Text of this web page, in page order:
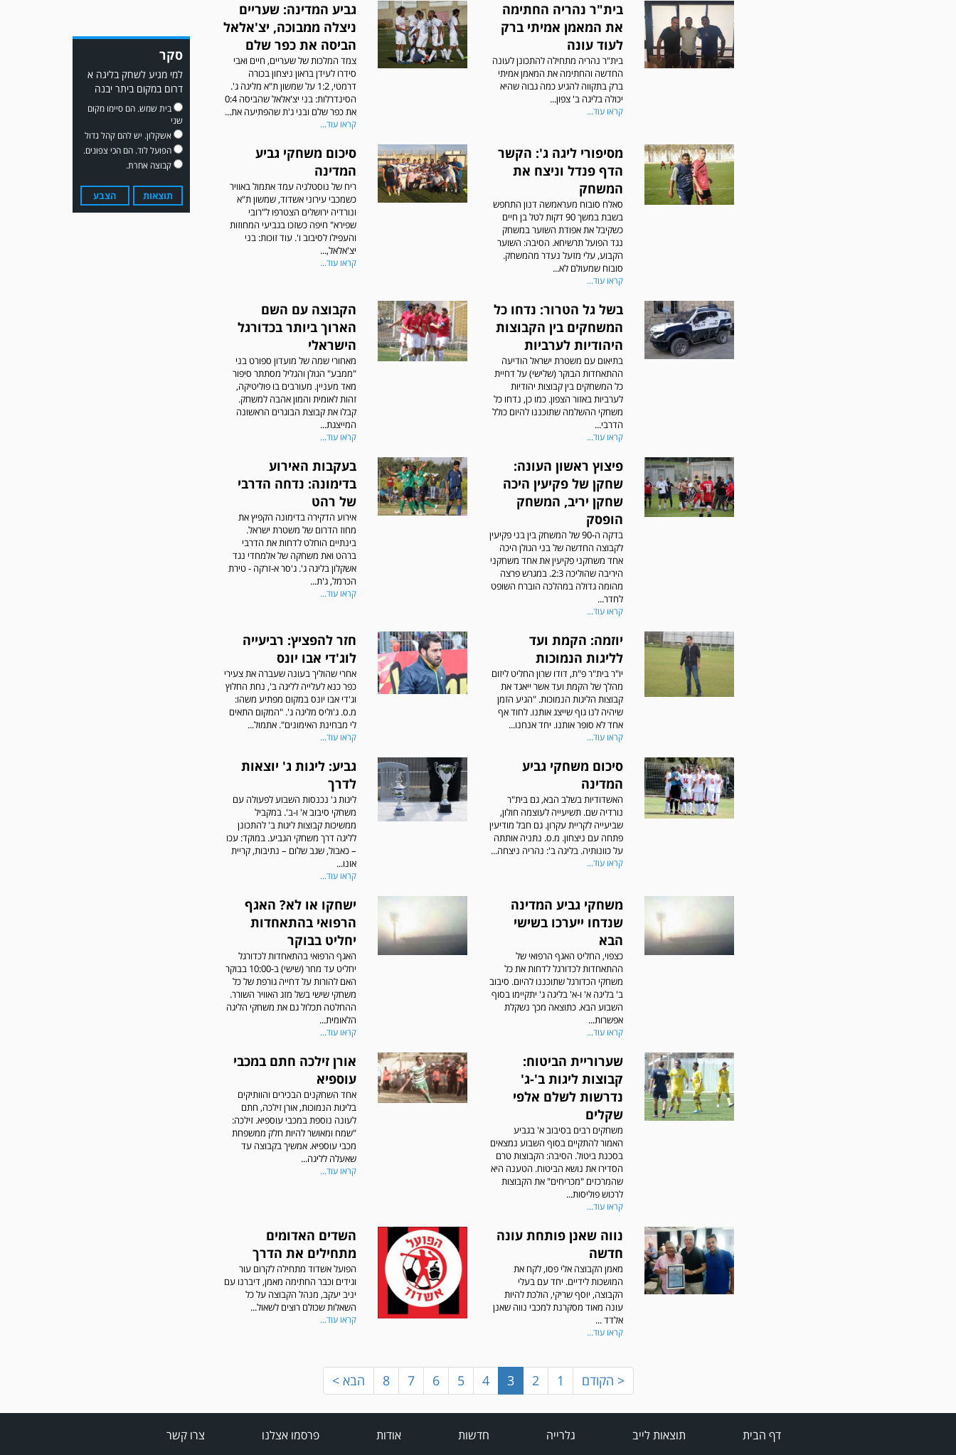
בית"ר נהריה החתימה
את המאמן אמיתי ברק
לעוד עונה
בית"ר נהריה מתחילה להתכונן לעונה
החדשה והחתימה את המאמן אמיתי
ברק בתקווה להגיע כמה גבוה שהיא
יכולה בליגה ב' צפון...
קראו עוד...
גביע המדינה: שעריים
ניצלה ממבוכה, יצ'אלאל
הביסה את כפר שלם
צמד המלכות של שעריים, חיים ואבי
סידרו לעידן בראון ניצחון בכורה
דרמטי, 1:2 על שמשון ת"א מליגה ג'.
הסינדרלות: בני יצ'אלאל שהביסה 0:4
את כפר שלם ובני ג'ת שהפתיעה את...
קראו עוד...
מסיפורי ליגה ג': הקשר
הדף פנדל וניצח את
המשחק
סאלח סובוח מעראמשה דנון התחפש
בשבת במשך 90 דקות לטל בן חיים
כשקיבל את אפודת השוער במשחק
נגד הפועל תרשיחא. הסיבה: השוער
הקבוע, עלי מזעל נעדר מהמשחק.
סובוח שמעולם לא...
קראו עוד...
סיכום משחקי גביע
המדינה
ריח של נוסטלגיה עמד אתמול באוויר
כשמכבי עירוני אשדוד, שמשון ת"א
ונורדיה ירושלים הצטרפו ל"רובי
שפירא" חיפה כשזכו בגביעי המחוזות
והעפילו לסיבוב ו'. עוד זוכות: בני
יצ'אלאל,...
קראו עוד...
בשל גל הטרור: נדחו כל
המשחקים בין הקבוצות
היהודיות לערביות
בתיאום עם משטרת ישראל הודיעה
ההתאחדות הבוקר (שלישי) על דחיית
כל המשחקים בין קבוצות יהודיות
לערביות באזור הצפון. כמו כן, נדחו כל
משחקי ההשלמה שתוכננו להיום כולל
הדרבי...
קראו עוד...
הקבוצה עם השם
הארוך ביותר בכדורגל
הישראלי
מאחורי שמה של מועדון ספורט בני
"ממבע" הגולן והגליל מסתתר סיפור
מאד מעניין. מעורבים בו פוליטיקה,
זהות לאומית והמון אהבה למשחק.
קבלו את קבוצת הבוגרים הראשונה
המייצגת...
קראו עוד...
פיצוץ ראשון העונה:
שחקן של פקיעין היכה
שחקן יריב, המשחק
הופסק
בדקה ה-90 של המשחק בין בני פקיעין
לקבוצה החדשה של בני הגולן היכה
אחד משחקני פקיעין את אחד משחקני
היריבה שהוליכה 2:3. במגרש פרצה
מהומה גדולה במהלכה הוברח השופט
לחדר...
קראו עוד...
בעקבות האירוע
בדימונה: נדחה הדרבי
של רהט
אירוע הדקירה בדימונה הקפיץ את
מחוז הדרום של משטרת ישראל.
בינתיים הוחלט לדחות את הדרבי
ברהט ואת משחקה של אלמחדי נגד
אשקלון בליגה ג'. ג'סר א-זרקה - טירת
הכרמל, ג'ת...
קראו עוד...
יוזמה: הקמת ועד
לליגות הנמוכות
יו"ר בית"ר פ"ת, דודו שרון החליט ליזום
מהלך של הקמת ועד אשר ייאגד את
קבוצות הליגות הנמוכות. "הגיע הזמן
שיהיה לנו גוף שייצג אותנו. לחוד אף
אחד לא סופר אותנו. יחד אנחנו...
קראו עוד...
חזר להפציץ: רביעייה
לוג'די אבו יונס
אחרי שהוליך בעונה שעברה את צעירי
כפר כנא לעלייה לליגה ב', נחת החלוץ
וג'די אבו יונס במקום מפתיע משהו:
מ.ס. ג'וליס מליגה ג'. "המקום התאים
לי מבחינת האימונים". אתמול...
קראו עוד...
סיכום משחקי גביע
המדינה
האשדודיות בשלב הבא, גם בית"ר
נורדיה שם. תשיעייה לעוצמה חולון,
שביעייה לקריית עקרון. גם חבל מודיעין
פתחה עם ניצחון. מ.ס. נתניה אותתה
על כוונותיה. בליגה ב': נהריה ניצחה...
קראו עוד...
גביע: ליגות ג' יוצאות
לדרך
ליגות ג' נכנסות השבוע לפעולה עם
משחקי סיבוב א' ו-ב'. במקביל
ממשיכות קבוצות ליגות ב' להתכונן
לליגה דרך משחקי הגביע. במוקד: עכו
– כאבול, שגב שלום – נתיבות, קריית
אונו...
קראו עוד...
משחקי גביע המדינה
שנדחו ייערכו בשישי
הבא
כצפוי, החליט האגף הרפואי של
ההתאחדות לכדורגל לדחות את כל
משחקי הכדורגל שתוכננו להיום. סיבוב
ב' בליגה א' ו-א' בליגה ג' יתקיימו בסוף
השבוע הבא. כתוצאה מכך נשקלת
אפשרות...
קראו עוד...
ישחקו או לא? האגף
הרפואי בהתאחדות
יחליט בבוקר
האגף הרפואי בהתאחדות לכדורגל
יחליט עד מחר (שישי) ב-10:00 בבוקר
האם להורות על דחייה גורפת של כל
משחקי שישי בשל מזג האוויר השורר.
ההחלטה תכלול גם את משחקי הליגה
הלאומית...
קראו עוד...
שערוריית הביטוח:
קבוצות ליגות ב'-ג'
נדרשות לשלם אלפי
שקלים
משחקים רבים בסיבוב א' בגביע
האמור להתקיים בסוף השבוע נמצאים
בסכנת ביטול. הסיבה: הקבוצות טרם
הסדירו את נושא הביטוח. הטענה היא
שהמרכזים "מכריחים" את הקבוצות
לרכוש פוליסות...
קראו עוד...
אורן זילכה חתם במכבי
עוספיא
אחד השחקנים הבכירים והוותיקים
בליגות הנמוכות, אורן זילכה, חתם
לעונה נוספת במכבי עוספיא. זילכה:
"שמח ומאושר להיות חלק ממשפחת
מכבי עוספיא. אמשיך בקבוצה עד
שאעלה לליגה...
קראו עוד...
נווה שאנן פותחת עונה
חדשה
מאמן הקבוצה אלי פסו, לקח את
המושכות לידיים. יחד עם בעלי
הקבוצה, יוסף שריקי, הולכת להיות
עונה מאוד מסקרנת למכבי נווה שאנן
אלדד ...
קראו עוד...
השדים האדומים
מתחילים את הדרך
הפועל אשדוד מתחילה לקרום עור
וגידים וכבר החתימה מאמן, דיברנו עם
יניב יעקב, מנהל הקבוצה על כל
השאלות שכולם רוצים לשאול...
קראו עוד...
< הקודם 1
2
3
4
5
6
7
8 הבא >
משחק אימון: שדרות גברה על
מ.ס. דימונה 1-4.
סקר
למי מגיע לשחק בליגה א
דרום במקום ביתר יבנה
בית שמש. הם סיימו מקום
שני
אשקלון. יש להם קהל גדול
הפועל לוד. הם הכי צפונים.
קבוצה אחרת.
תוצאות הצבע
דף הבית תוצאות לייב גלרייה חדשות אודות פרסמו אצלנו צרו קשר